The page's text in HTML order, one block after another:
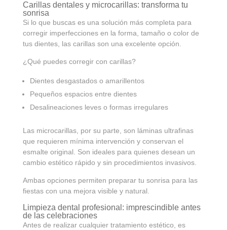
Carillas dentales y microcarillas: transforma tu
sonrisa
Si lo que buscas es una solución más completa para
corregir imperfecciones en la forma, tamaño o color de
tus dientes, las carillas son una excelente opción.
¿Qué puedes corregir con carillas?
Dientes desgastados o amarillentos
Pequeños espacios entre dientes
Desalineaciones leves o formas irregulares
Las microcarillas, por su parte, son láminas ultrafinas
que requieren mínima intervención y conservan el
esmalte original. Son ideales para quienes desean un
cambio estético rápido y sin procedimientos invasivos.
Ambas opciones permiten preparar tu sonrisa para las
fiestas con una mejora visible y natural.
Limpieza dental profesional: imprescindible antes
de las celebraciones
Antes de realizar cualquier tratamiento estético, es